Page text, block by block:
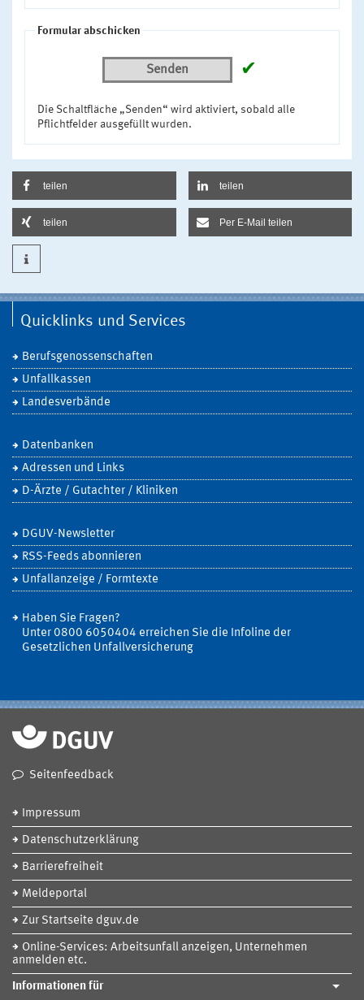
Formular abschicken
Senden ✔
Die Schaltfläche „Senden“ wird aktiviert, sobald alle
Pflichtfelder ausgefüllt wurden.
teilen teilen
teilen Per E-Mail teilen
Quicklinks und Services
Berufsgenossenschaften
Unfallkassen
Landesverbände
Datenbanken
Adressen und Links
D-Ärzte / Gutachter / Kliniken
DGUV-Newsletter
RSS-Feeds abonnieren
Unfallanzeige / Formtexte
Haben Sie Fragen?
Unter 0800 6050404 erreichen Sie die Infoline der
Gesetzlichen Unfallversicherung
Seitenfeedback
Impressum
Datenschutzerklärung
Barrierefreiheit
Meldeportal
Zur Startseite dguv.de
Online-Services: Arbeitsunfall anzeigen, Unternehmen
anmelden etc.
Informationen für